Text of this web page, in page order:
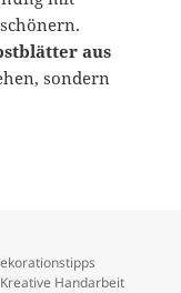
aus
sondern
DIY Bastelideen
Handarbeit